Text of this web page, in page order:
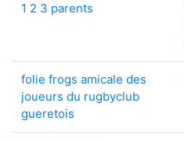
1 2 3 parents
folie frogs amicale des
joueurs du rugbyclub
gueretois